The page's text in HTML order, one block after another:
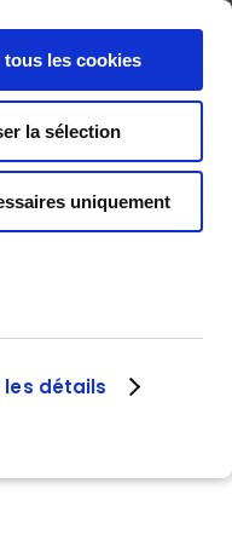
détails
les cookies
la sélection
uniquement
D’EMPLOI